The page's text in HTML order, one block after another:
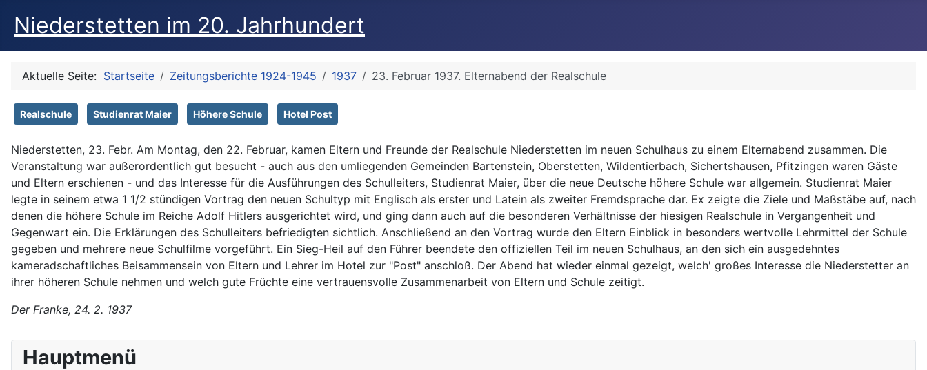
Niederstetten im 20. Jahrhundert
Aktuelle Seite: Startseite Zeitungsberichte 1924-1945 1937 23. Februar 1937. Elternabend der Realschule
Realschule Studienrat Maier Höhere Schule Hotel Post
Niederstetten, 23. Febr. Am Montag, den 22. Februar, kamen Eltern und Freunde der Realschule Niederstetten im neuen Schulhaus zu einem Elternabend zusammen. Die
Veranstaltung war außerordentlich gut besucht - auch aus den umliegenden Gemeinden Bartenstein, Oberstetten, Wildentierbach, Sichertshausen, Pfitzingen waren Gäste
und Eltern erschienen - und das Interesse für die Ausführungen des Schulleiters, Studienrat Maier, über die neue Deutsche höhere Schule war allgemein. Studienrat Maier
legte in seinem etwa 1 1/2 stündigen Vortrag den neuen Schultyp mit Englisch als erster und Latein als zweiter Fremdsprache dar. Ex zeigte die Ziele und Maßstäbe auf, nach
denen die höhere Schule im Reiche Adolf Hitlers ausgerichtet wird, und ging dann auch auf die besonderen Verhältnisse der hiesigen Realschule in Vergangenheit und
Gegenwart ein. Die Erklärungen des Schulleiters befriedigten sichtlich. Anschließend an den Vortrag wurde den Eltern Einblick in besonders wertvolle Lehrmittel der Schule
gegeben und mehrere neue Schulfilme vorgeführt. Ein Sieg-Heil auf den Führer beendete den offiziellen Teil im neuen Schulhaus, an den sich ein ausgedehntes
kameradschaftliches Beisammensein von Eltern und Lehrer im Hotel zur "Post" anschloß. Der Abend hat wieder einmal gezeigt, welch' großes Interesse die Niederstetter an
ihrer höheren Schule nehmen und welch gute Früchte eine vertrauensvolle Zusammenarbeit von Eltern und Schule zeitigt.
Der Franke, 24. 2. 1937
Hauptmenü